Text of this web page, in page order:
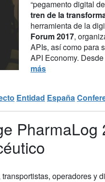
“pegamento digital
tren de la
herramienta de la
Forum 2017,
APIs, así como para
API Economy.
más
Entidad España
operadores y